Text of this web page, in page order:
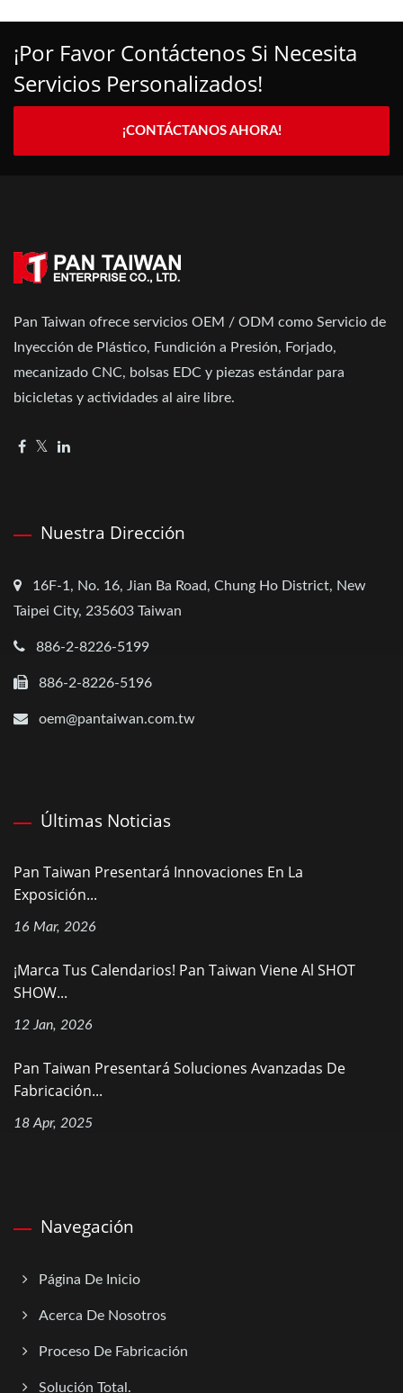
¡Por Favor Contáctenos Si Necesita
Servicios Personalizados!
¡CONTÁCTANOS AHORA!
Pan Taiwan ofrece servicios OEM / ODM como Servicio de
Inyección de Plástico, Fundición a Presión, Forjado,
mecanizado CNC, bolsas EDC y piezas estándar para
bicicletas y actividades al aire libre.
Nuestra Dirección
16F-1, No. 16, Jian Ba Road, Chung Ho District, New
Taipei City, 235603 Taiwan
886-2-8226-5199
886-2-8226-5196
oem@pantaiwan.com.tw
Últimas Noticias
Pan Taiwan Presentará Innovaciones En La
Exposición...
16 Mar, 2026
¡Marca Tus Calendarios! Pan Taiwan Viene Al SHOT
SHOW...
12 Jan, 2026
Pan Taiwan Presentará Soluciones Avanzadas De
Fabricación...
18 Apr, 2025
Navegación
Página De Inicio
Acerca De Nosotros
Proceso De Fabricación
Solución Total.